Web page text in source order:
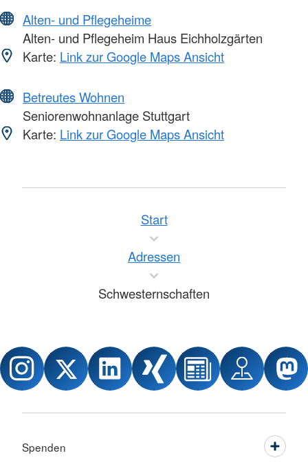
Alten- und Pflegeheime
Alten- und Pflegeheim Haus Eichholzgärten
Karte: Link zur Google Maps Ansicht
Betreutes Wohnen
Seniorenwohnanlage Stuttgart
Karte: Link zur Google Maps Ansicht
Start
Adressen
Schwesternschaften
Spenden